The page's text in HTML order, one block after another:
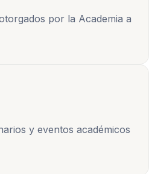
por la Academia a
y eventos académicos